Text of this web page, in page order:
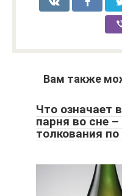
Вам также
Что означает
парня во сне
толкования по